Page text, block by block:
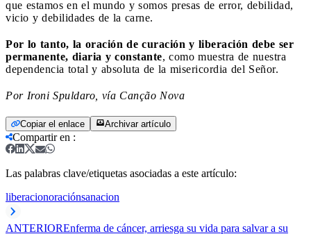
que estamos en el mundo y somos presas de error, debilidad,
vicio y debilidades de la carne.
Por lo tanto, la oración de curación y liberación debe ser
permanente, diaria y constante, como muestra de nuestra
dependencia total y absoluta de la misericordia del Señor.
Por Ironi Spuldaro, vía Canção Nova
Copiar el enlace Archivar artículo
Compartir en :
Las palabras clave/etiquetas asociadas a este artículo:
liberacionoraciónsanacion
ANTERIOREnferma de cáncer, arriesga su vida para salvar a su